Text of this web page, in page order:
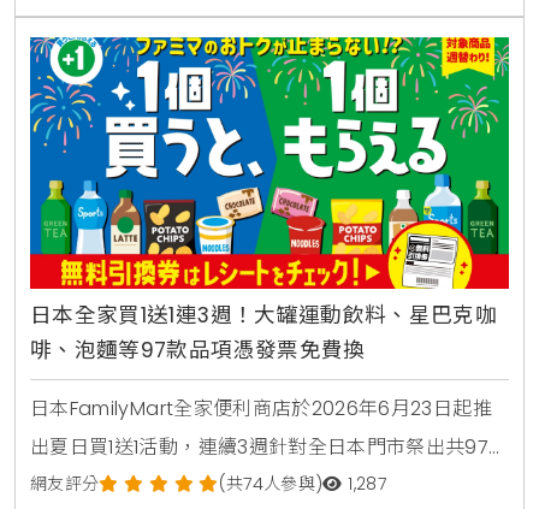
日本全家買1送1連3週！大罐運動飲料、星巴克咖
啡、泡麵等97款品項憑發票免費換
日本FamilyMart全家便利商店於2026年6月23日起推
出夏日買1送1活動，連續3週針對全日本門市祭出共97款
人氣商品，包含星巴克咖啡、大容量運動飲料、日清杯
網友評分 (共74人參與) 1,287